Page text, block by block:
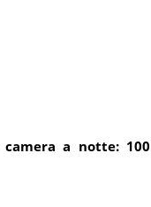
a notte: 100